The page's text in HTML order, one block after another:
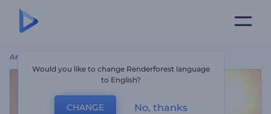
Ana Sayfa
Would you like to change Renderforest language
to English?
CHANGE No, thanks